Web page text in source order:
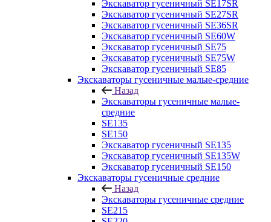
Экскаватор гусеничный SE17SR
Экскаватор гусеничный SE27SR
Экскаватор гусеничный SE36SR
Экскаватор гусеничный SE60W
Экскаватор гусеничный SE75
Экскаватор гусеничный SE75W
Экскаватор гусеничный SE85
Экскаваторы гусеничные малые-средние
Назад
Экскаваторы гусеничные малые-
средние
SE135
SE150
Экскаватор гусеничный SE135
Экскаватор гусеничный SE135W
Экскаватор гусеничный SE150
Экскаваторы гусеничные средние
Назад
Экскаваторы гусеничные средние
SE215